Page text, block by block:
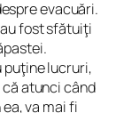
evacuări.
fost sfătuiţi
puţine lucruri,
atunci când
va mai fi